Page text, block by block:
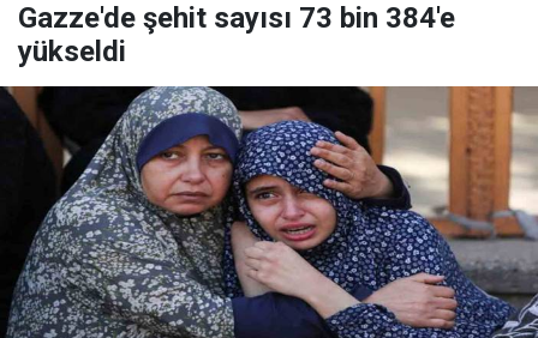
Gazze'de şehit sayısı 73 bin 384'e
yükseldi